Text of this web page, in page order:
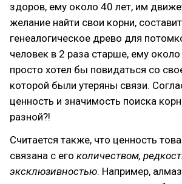
здоров, ему около 40 лет, им
желание найти свои корни,
генеалогическое древо для
человек в 2 раза старше, ему около
просто хотел бы повидаться со
которой были утеряны связи.
ценность и значимость поиска
разной?!
Считается также, что ценность
связана с его количеством,
эксклюзивностью. Например,